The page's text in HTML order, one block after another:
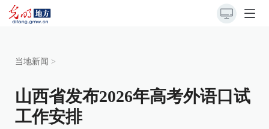
当地新闻 >
山西省发布2026年高考外语口试
工作安排